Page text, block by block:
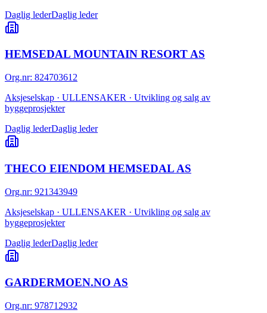
Daglig lederDaglig leder
HEMSEDAL MOUNTAIN RESORT AS
Org.nr: 824703612
Aksjeselskap · ULLENSAKER · Utvikling og salg av
byggeprosjekter
Daglig lederDaglig leder
THECO EIENDOM HEMSEDAL AS
Org.nr: 921343949
Aksjeselskap · ULLENSAKER · Utvikling og salg av
byggeprosjekter
Daglig lederDaglig leder
GARDERMOEN.NO AS
Org.nr: 978712932